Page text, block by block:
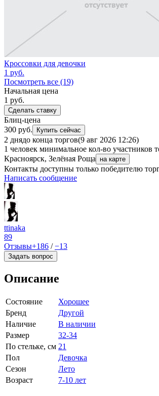
Кроссовки для девочки
1 руб.
Посмотреть все (19)
Начальная цена
1 руб.
Сделать ставку
Блиц-цена
300 руб.
Купить сейчас
2 днядо конца торгов(9 авг 2026 12:26)
1 человек минимальное кол-во участников
Красноярск, Зелёная Роща
на карте
Контакты доступны только победителю
Написать сообщение
ttinaka
89
Отзывы+186 /−13
Задать вопрос
Описание
Состояние
Хорошее
Бренд
Другой
Наличие
В наличии
Размер
32-34
По стельке, см 21
Пол
Девочка
Сезон
Лето
Возраст
7-10 лет